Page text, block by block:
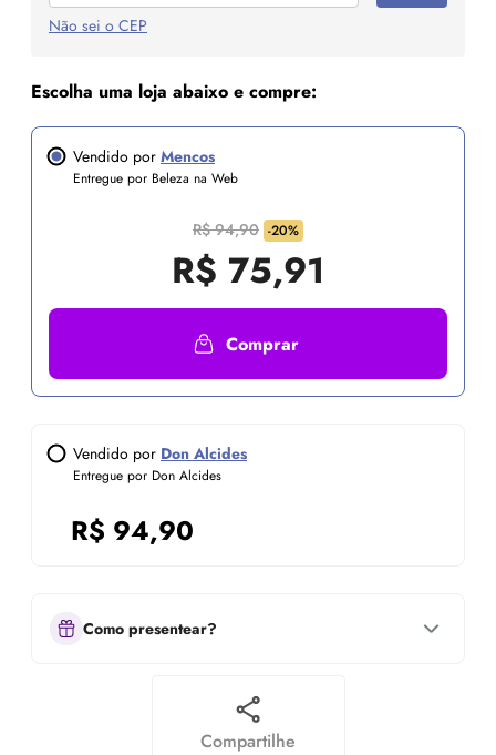
Não sei o CEP
Escolha uma loja abaixo e compre:
Vendido por Mencos
Entregue por Beleza na Web
R$ 94,90 -20%
R$ 75,91
Comprar
Vendido por Don Alcides
Entregue por Don Alcides
R$ 94,90
Como presentear?
Compartilhe